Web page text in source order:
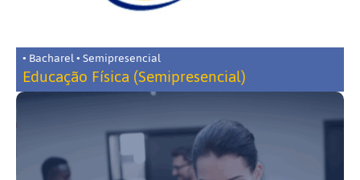
• Bacharel • Semipresencial
Educação Física (Semipresencial)